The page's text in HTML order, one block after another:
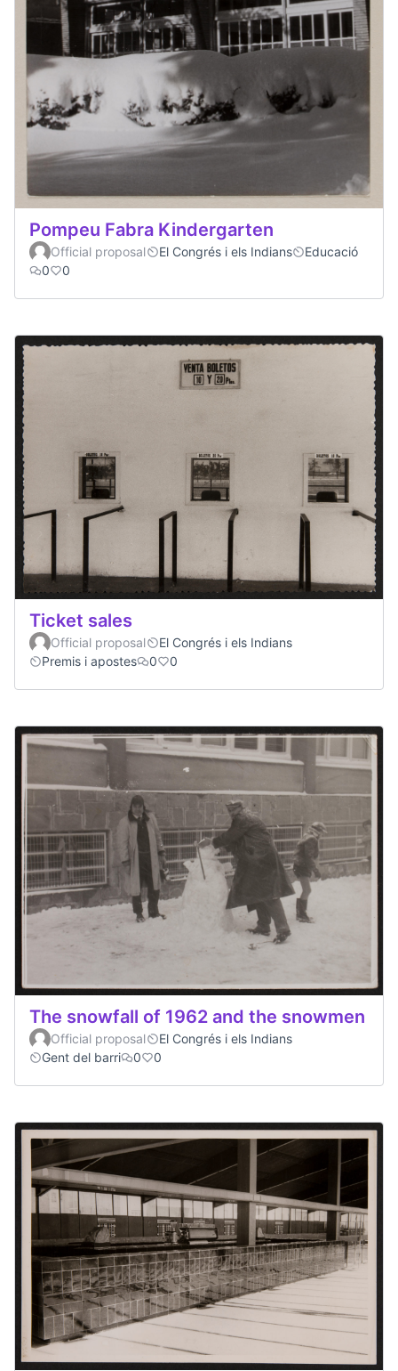
Pompeu Fabra Kindergarten
Official proposal El Congrés i els Indians
Educació
0
0
Ticket sales
Official proposal
El Congrés i els Indians
Premis i apostes
0 0
The snowfall of 1962 and the snowmen
Official proposal
El Congrés i els Indians
Gent del barri
0 0